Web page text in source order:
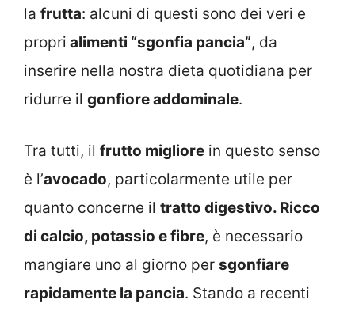
la frutta: alcuni di questi sono dei veri e
propri alimenti “sgonfia pancia”, da
inserire nella nostra dieta quotidiana per
ridurre il gonfiore addominale.
Tra tutti, il frutto migliore in questo senso
è l’avocado, particolarmente utile per
quanto concerne il tratto digestivo. Ricco
di calcio, potassio e fibre, è necessario
mangiare uno al giorno per sgonfiare
rapidamente la pancia. Stando a recenti